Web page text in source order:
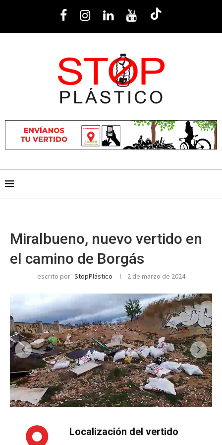
Miralbueno, nuevo vertido en
el camino de Borgás
escrito por" StopPlástico 2 de marzo de 2024
Localización del vertido